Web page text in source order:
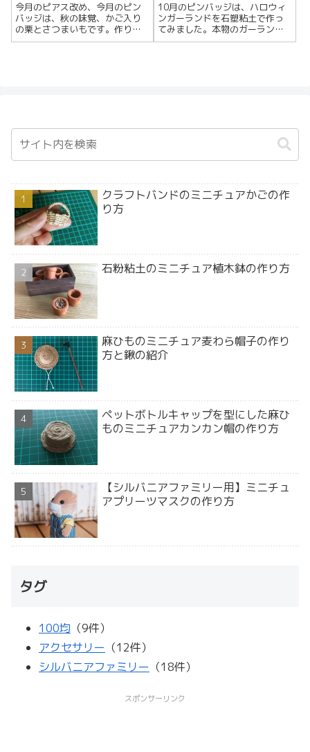
今月のピアス改め、今月のピン
バッジは、秋の味覚、かご入り
の栗とさつまいもです。作り方
かごを作る型を作る以前、麻紐
10月のピンバッジは、ハロウィ
ンガーランドを石塑粘土で作っ
てみました。本物のガーランド
のように、吊るされた感じを出
クラフトバンドのミニチュアかごの作
り方
石粉粘土のミニチュア植木鉢の作り方
麻ひものミニチュア麦わら帽子の作り
方と鍬の紹介
ペットボトルキャップを型にした麻ひ
ものミニチュアカンカン帽の作り方
【シルバニアファミリー用】ミニチュ
アプリーツマスクの作り方
タグ
100均 （9件）
アクセサリー （12件）
シルバニアファミリー （18件）
スポンサーリンク